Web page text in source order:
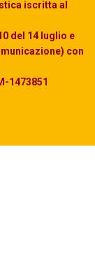
iscritta al
del 14 luglio e
con
1473851